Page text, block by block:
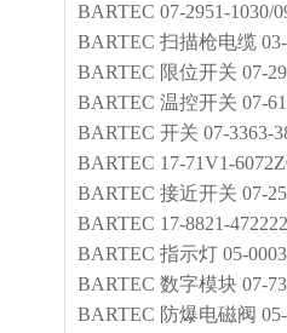
BARTEC 07-2951-1030/
BARTEC 扫描枪电缆
BARTEC 限位开关 07-
BARTEC 温控开关 07-
BARTEC 开关 07-3363-
BARTEC 17-71V1-
BARTEC 接近开关 07-
BARTEC 17-8821-
BARTEC 指示灯 05-
BARTEC 数字模块 07-
BARTEC 防爆电磁阀